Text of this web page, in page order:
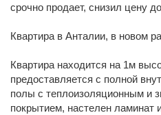
срочно продает, снизил цену
Квартира в Анталии, в новом
Квартира находится на 1м
предоставляется с полной
полы с теплоизоляционным и
покрытием, настелен ламинат